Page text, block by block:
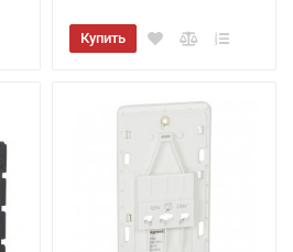
Купить